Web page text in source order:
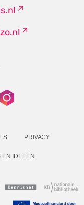
PRIVACY
EN IDEEËN